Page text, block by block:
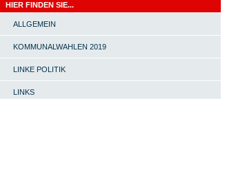
HIER FINDEN SIE...
ALLGEMEIN
KOMMUNALWAHLEN 2019
LINKE POLITIK
LINKS